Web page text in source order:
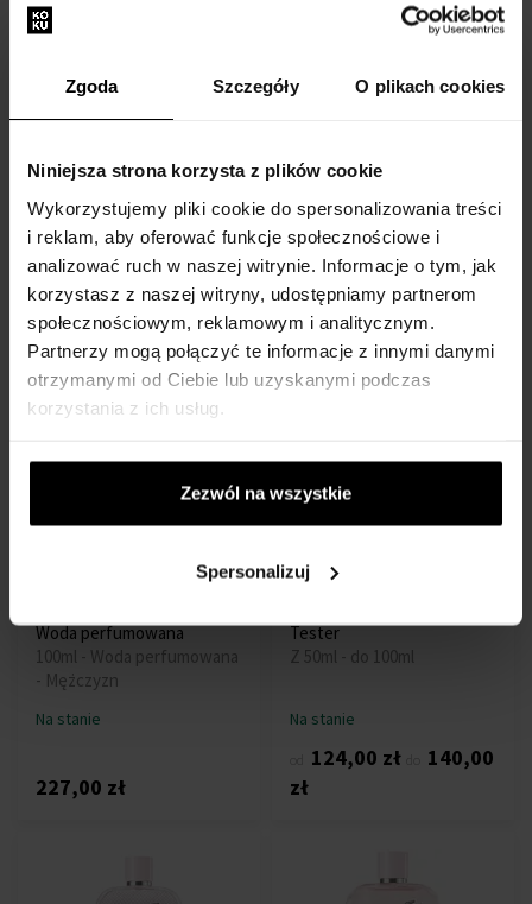
Zgoda Szczegóły O plikach cookies
Niniejsza strona korzysta z plików cookie
Wykorzystujemy pliki cookie do spersonalizowania treści
i reklam, aby oferować funkcje społecznościowe i
analizować ruch w naszej witrynie. Informacje o tym, jak
korzystasz z naszej witryny, udostępniamy partnerom
społecznościowym, reklamowym i analitycznym.
Partnerzy mogą połączyć te informacje z innymi danymi
otrzymanymi od Ciebie lub uzyskanymi podczas
korzystania z ich usług.
Zezwól na wszystkie
Spersonalizuj
Lacoste Booster Woda
toaletowa - Tester
125ml - Eau de Toilette -
Tester - Mężczyzn
Na stanie
149,00 zł
French Panache Woda
toaletowa
Z 50ml - do 90ml
Na stanie
128,00 złdo
189,00
zł
Lacoste Eau de Lacoste
Woda perfumowana
100ml - Woda perfumowana
- Mężczyzn
Na stanie
227,00 zł
Lacoste L.12.12 Rose Eau
Tester
Z 50ml - do 100ml
Na stanie
124,00 zł
140,00
zł